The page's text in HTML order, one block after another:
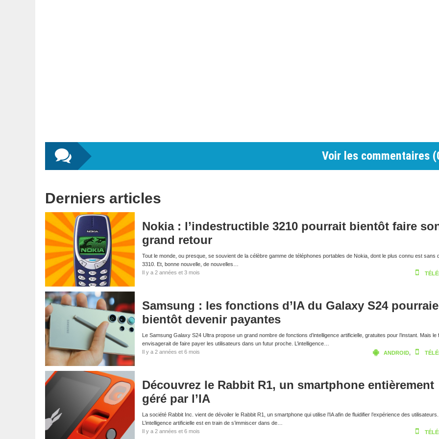
Voir les commentaires (
Derniers articles
Nokia : l’indestructible 3210 pourrait bientôt faire
grand retour
Tout le monde, ou presque, se souvient de la célèbre gamme de téléphones portables de Nokia, dont le plus connu est sans
3310. Et, bonne nouvelle, de nouvelles…
Il y a 2 années et 3 mois
Samsung : les fonctions d’IA du Galaxy S24
bientôt devenir payantes
Le Samsung Galaxy S24 Ultra propose un grand nombre de fonctions d’intelligence artificielle, gratuites pour l’instant. Mais le
envisagerait de faire payer les utilisateurs dans un futur proche. L’intelligence…
Il y a 2 années et 6 mois
ANDROID,
Découvrez le Rabbit R1, un smartphone entièrement
géré par l’IA
La société Rabbit Inc. vient de dévoiler le Rabbit R1, un smartphone qui utilise l’IA afin de fluidifier l’expérience des utilisateurs.
L’intelligence artificielle est en train de s’immiscer dans de…
Il y a 2 années et 6 mois